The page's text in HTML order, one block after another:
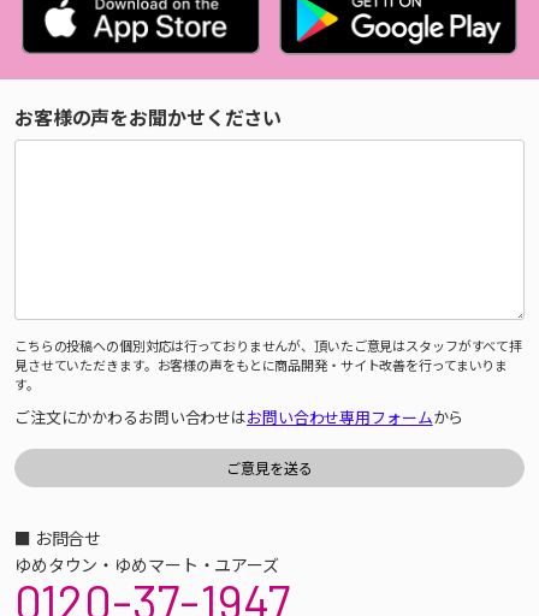
お客様の声をお聞かせください
こちらの投稿への個別対応は行っておりませんが、頂いたご意見はスタッフがすべて拝
見させていただきます。お客様の声をもとに商品開発・サイト改善を行ってまいりま
す。
ご注文にかかわるお問い合わせはお問い合わせ専用フォームから
■ お問合せ
ゆめタウン・ゆめマート・ユアーズ
0120-37-1947